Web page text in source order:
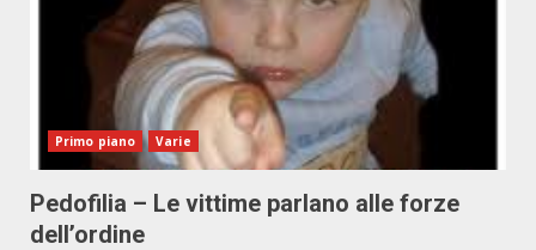
Primo piano Varie
Pedofilia – Le vittime parlano alle forze
dell’ordine